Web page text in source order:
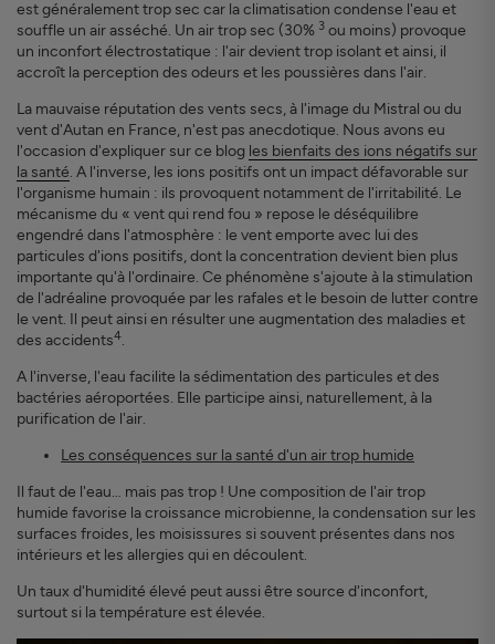
est généralement trop sec car la climatisation condense l'eau et
souffle un air asséché. Un air trop sec (30% 3 ou moins) provoque
un inconfort électrostatique : l'air devient trop isolant et ainsi, il
accroît la perception des odeurs et les poussières dans l'air.
La mauvaise réputation des vents secs, à l'image du Mistral ou du
vent d'Autan en France, n'est pas anecdotique. Nous avons eu
l'occasion d'expliquer sur ce blog les bienfaits des ions négatifs sur
la santé. A l'inverse, les ions positifs ont un impact défavorable sur
l'organisme humain : ils provoquent notamment de l'irritabilité. Le
mécanisme du « vent qui rend fou » repose le déséquilibre
engendré dans l'atmosphère : le vent emporte avec lui des
particules d'ions positifs, dont la concentration devient bien plus
importante qu'à l'ordinaire. Ce phénomène s'ajoute à la stimulation
de l'adréaline provoquée par les rafales et le besoin de lutter contre
le vent. Il peut ainsi en résulter une augmentation des maladies et
des accidents4.
A l'inverse, l'eau facilite la sédimentation des particules et des
bactéries aéroportées. Elle participe ainsi, naturellement, à la
purification de l'air.
Les conséquences sur la santé d'un air trop humide
Il faut de l'eau… mais pas trop ! Une composition de l'air trop
humide favorise la croissance microbienne, la condensation sur les
surfaces froides, les moisissures si souvent présentes dans nos
intérieurs et les allergies qui en découlent.
Un taux d'humidité élevé peut aussi être source d'inconfort,
surtout si la température est élevée.